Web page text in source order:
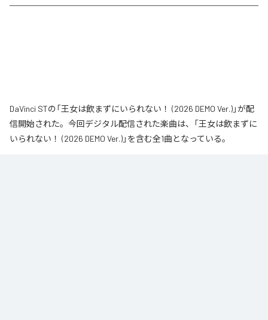
DaVinci STの「王女は飲まずにいられない！ (2026 DEMO Ver.)」が配
信開始された。今回デジタル配信された楽曲は、「王女は飲まずに
いられない！ (2026 DEMO Ver.)」を含む全1曲となっている。